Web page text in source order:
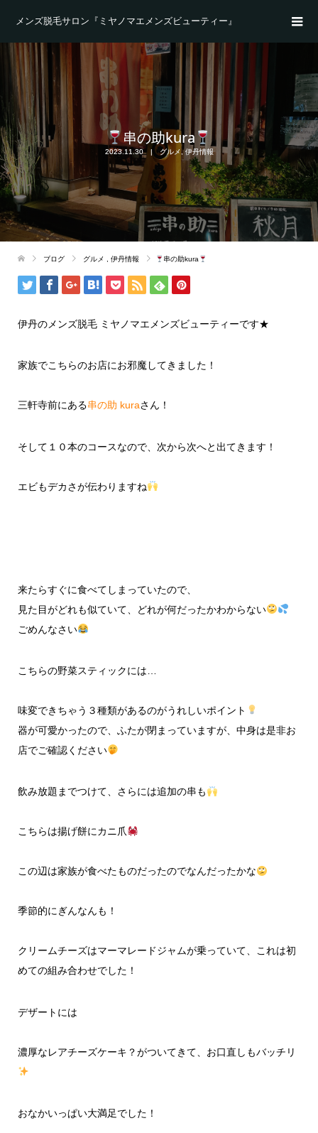
メンズ脱毛サロン『ミヤノマエメンズビューティー』
串の助kura
2023.11.30 グルメ ,伊丹情報
ブログ グルメ 伊丹情報 串の助kura
伊丹のメンズ脱毛 ミヤノマエメンズビューティーです★
家族でこちらのお店にお邪魔してきました！
三軒寺前にある串の助 kuraさん！
そして１０本のコースなので、次から次へと出てきます！
エビもデカさが伝わりますね
来たらすぐに食べてしまっていたので、
見た目がどれも似ていて、どれが何だったかわからない
ごめんなさい
こちらの野菜スティックには…
味変できちゃう３種類があるのがうれしいポイント
器が可愛かったので、ふたが閉まっていますが、中身は是非お
店でご確認ください
飲み放題までつけて、さらには追加の串も
こちらは揚げ餅にカニ爪
この辺は家族が食べたものだったのでなんだったかな
季節的にぎんなんも！
クリームチーズはマーマレードジャムが乗っていて、これは初
めての組み合わせでした！
デザートには
濃厚なレアチーズケーキ？がついてきて、お口直しもバッチリ
おなかいっぱい大満足でした！